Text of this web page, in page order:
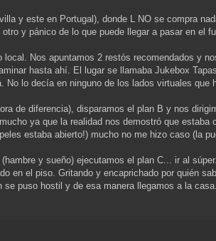
y este en Portugal), donde L NO se compra
y pánico de lo que puede llegar a pasar en el
Nos apuntamos 2 restós recomendados y
hasta ahí. El lugar se llamaba Jukebox
lo decía en ninguno de los lados virtuales que
de diferencia), disparamos el plan B y nos
ya que la realidad nos demostró que estaba
estaba abierto!) mucho no me hizo caso (la
y sueño) ejecutamos el plan C... ir al
en el piso. Gritando y encaprichado por quién
puso hostil y de esa manera llegamos a la